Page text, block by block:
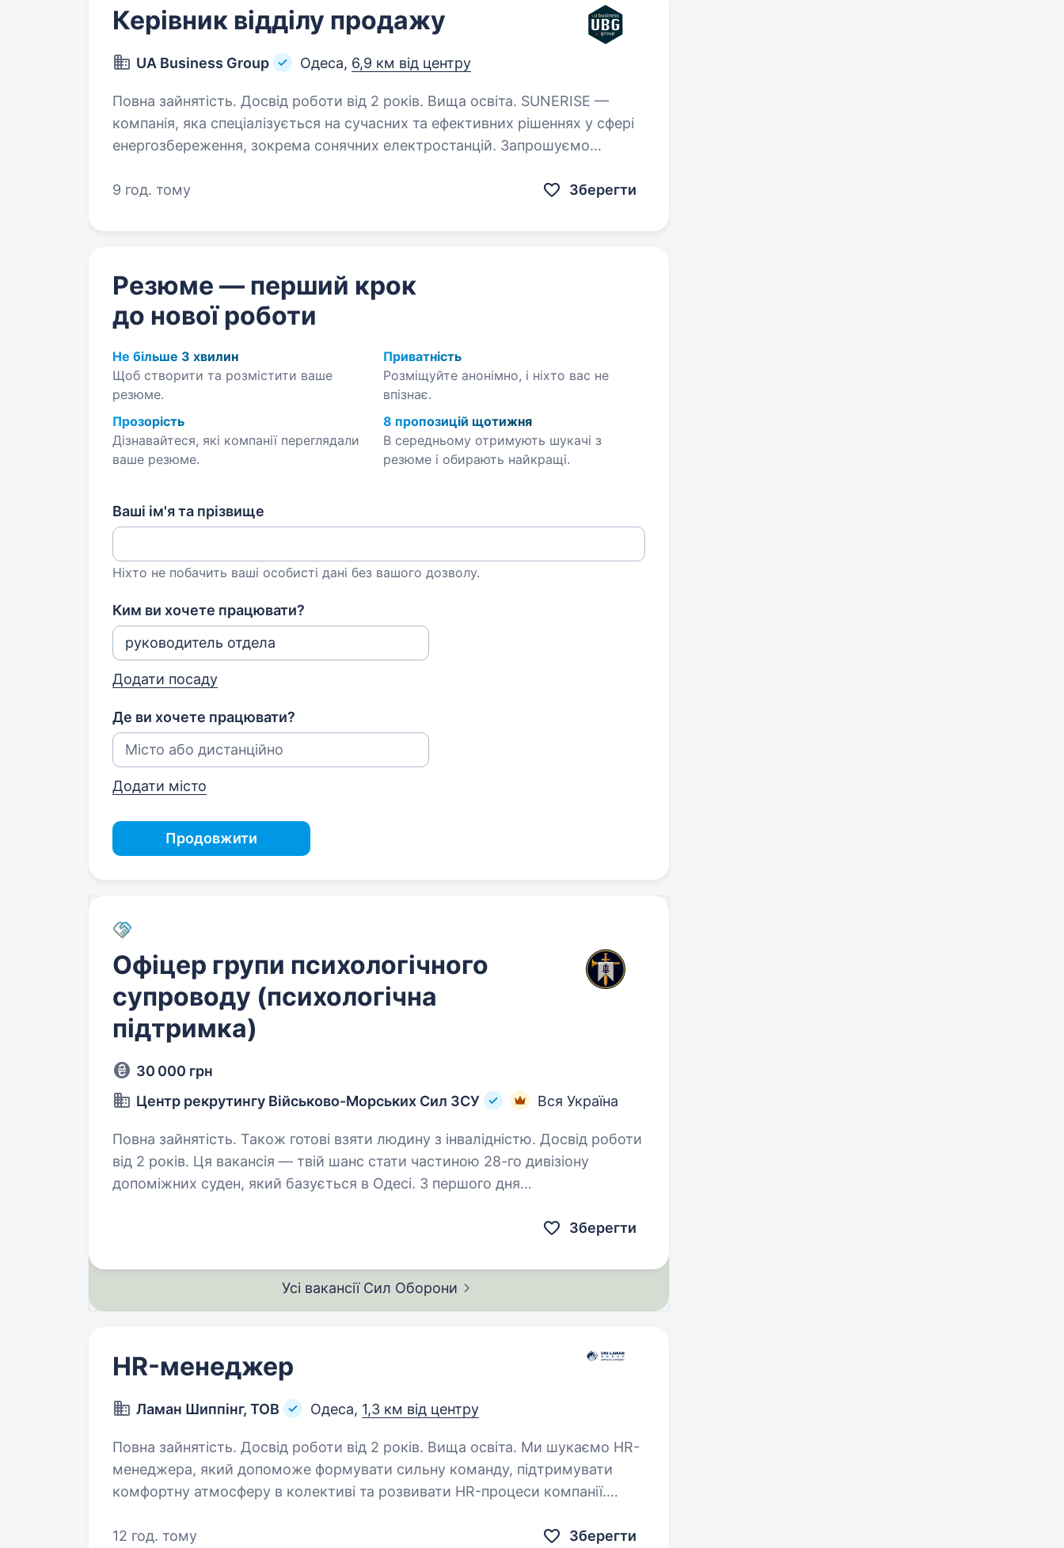
Керівник відділу продажу
UA Business Group Одеса, 6,9 км від центру
Повна зайнятість. Досвід роботи від 2 років. Вища освіта. SUNERISE —
компанія, яка спеціалізується на сучасних та ефективних рішеннях у сфері
енергозбереження, зокрема сонячних електростанцій. Запрошуємо
9 год. тому
Зберегти
Резюме — перший крок
до нової роботи
Не більше 3 хвилин
Щоб створити та розмістити ваше
резюме.
Приватність
Розміщуйте анонімно, і ніхто вас не
впізнає.
Прозорість
Дізнавайтеся, які компанії переглядали
ваше резюме.
8 пропозицій щотижня
В середньому отримують шукачі з
резюме і обирають найкращі.
Ваші ім'я та прізвище
Ніхто не побачить ваші особисті дані без вашого дозволу.
Ким ви хочете працювати?
Додати посаду
Де ви хочете працювати?
Додати місто
Продовжити
Офіцер групи психологічного
супроводу (психологічна
підтримка)
30 000 грн
Центр рекрутингу Військово-Морських Сил ЗСУ
Вся Україна
Повна зайнятість. Також готові взяти людину з інвалідністю. Досвід роботи
від 2 років. Ця вакансія — твій шанс стати частиною 28-го дивізіону
допоміжних суден, який базується в Одесі. З першого дня
Зберегти
Усі вакансії Сил Оборони
HR-менеджер
Ламан Шиппінг, ТОВ Одеса, 1,3 км від центру
Повна зайнятість. Досвід роботи від 2 років. Вища освіта. Ми шукаємо HR-
менеджера, який допоможе формувати сильну команду, підтримувати
комфортну атмосферу в колективі та розвивати HR-процеси компанії.
12 год. тому
Зберегти